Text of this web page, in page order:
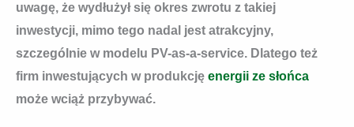
uwagę, że wydłużył się okres zwrotu z takiej
inwestycji, mimo tego nadal jest atrakcyjny,
szczególnie w modelu PV-as-a-service. Dlatego też
firm inwestujących w produkcję energii ze słońca
może wciąż przybywać.